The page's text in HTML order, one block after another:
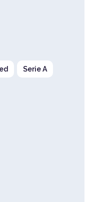
Serie A